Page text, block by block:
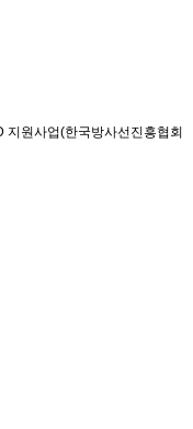
원사업(한국방사선진흥협회